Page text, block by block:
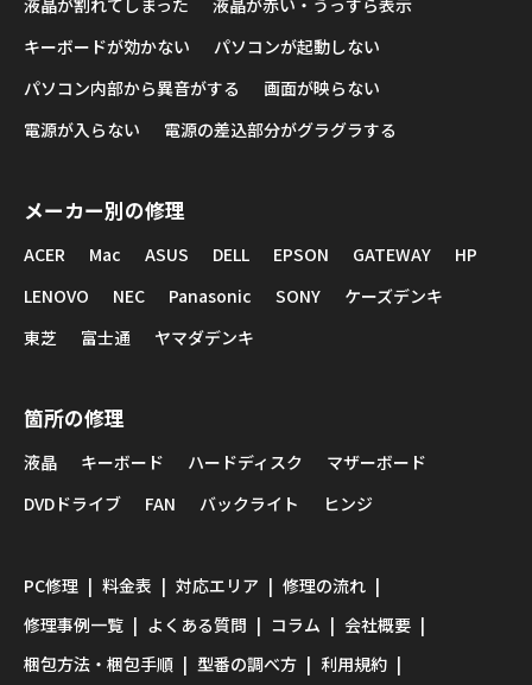
キーボードが効かない
パソコンが起動しない
パソコン内部から異音がする
画面が映らない
電源が入らない
電源の差込部分がグラグラする
メーカー別の修理
ACER Mac ASUS DELL EPSON GATEWAY
HP
LENOVO
NEC Panasonic SONY
ケーズデンキ
東芝
富士通 ヤマダデンキ
箇所の修理
液晶 キーボード ハードディスク
マザーボード
DVDドライブ
FAN バックライト ヒンジ
PC修理 料金表 対応エリア
修理の流れ
修理事例一覧
よくある質問 コラム
会社概要
梱包方法・梱包手順
型番の調べ方 利用規約